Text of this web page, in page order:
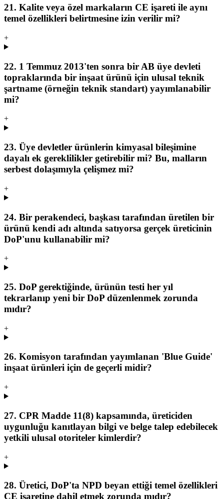
21. Kalite veya özel markaların CE işareti ile aynı
temel özellikleri belirtmesine izin verilir mi?
+
22. 1 Temmuz 2013'ten sonra bir AB üye devleti
topraklarında bir inşaat ürünü için ulusal teknik
şartname (örneğin teknik standart) yayımlanabilir
mi?
+
23. Üye devletler ürünlerin kimyasal bileşimine
dayalı ek gereklilikler getirebilir mi? Bu, malların
serbest dolaşımıyla çelişmez mi?
+
24. Bir perakendeci, başkası tarafından üretilen bir
ürünü kendi adı altında satıyorsa gerçek üreticinin
DoP'unu kullanabilir mi?
+
25. DoP gerektiğinde, ürünün testi her yıl
tekrarlanıp yeni bir DoP düzenlenmek zorunda
mıdır?
+
26. Komisyon tarafından yayımlanan 'Blue Guide'
inşaat ürünleri için de geçerli midir?
+
27. CPR Madde 11(8) kapsamında, üreticiden
uygunluğu kanıtlayan bilgi ve belge talep edebilecek
yetkili ulusal otoriteler kimlerdir?
+
28. Üretici, DoP'ta NPD beyan ettiği temel özellikleri
CE işaretine dahil etmek zorunda mıdır?